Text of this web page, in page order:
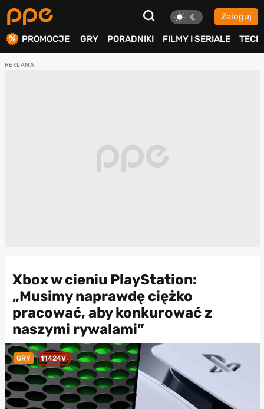
Zaloguj
PROMOCJE GRY PORADNIKI FILMY I SERIALE TECH
Xbox w cieniu PlayStation:
„Musimy naprawdę ciężko
pracować, aby konkurować z
naszymi rywalami”
GRY 11424V